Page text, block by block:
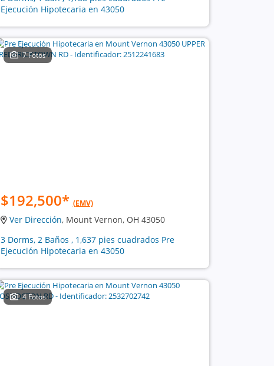
Ejecución Hipotecaria en 43050
7 Fotos
$192,500* (EMV)
Ver Dirección, Mount Vernon, OH 43050
3 Dorms, 2 Baños , 1,637 pies cuadrados Pre
Ejecución Hipotecaria en 43050
4 Fotos